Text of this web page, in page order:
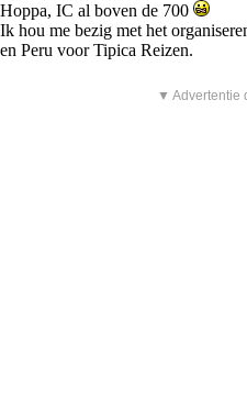
Hoppa, IC al boven de 700
Ik hou me bezig met het
en Peru voor Tipica Reizen.
▼ Advertentie